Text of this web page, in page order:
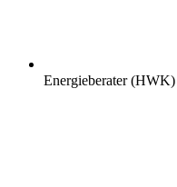
Energieberater